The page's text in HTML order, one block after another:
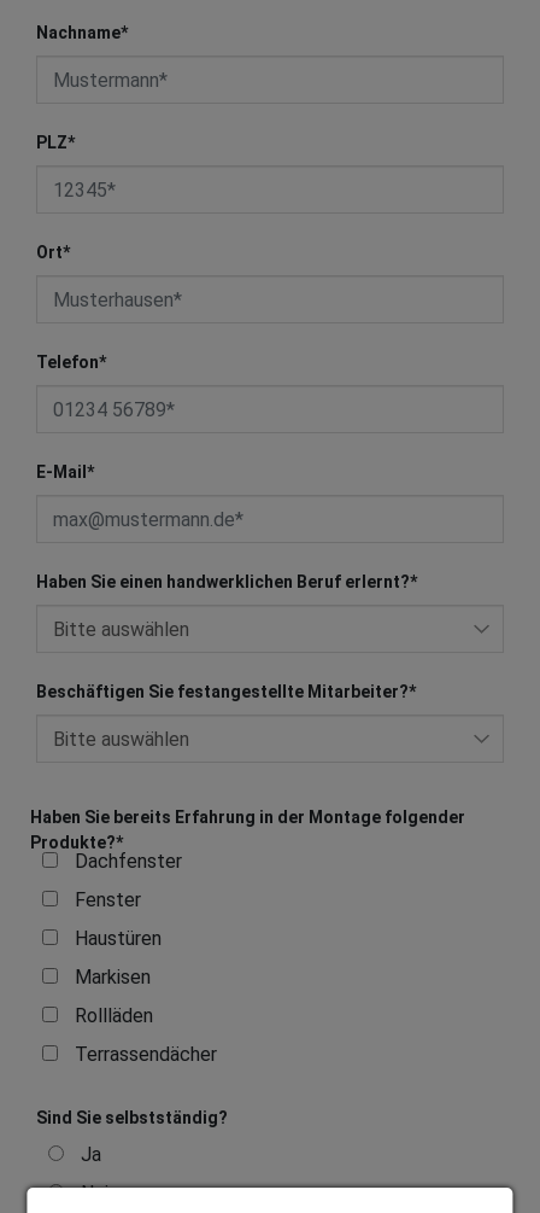
Nachname*
PLZ*
Ort*
Telefon*
E-Mail *
Haben Sie einen handwerklichen Beruf erlernt?*
Beschäftigen Sie festangestellte Mitarbeiter?*
Haben Sie bereits Erfahrung in der Montage folgender
Produkte?*
Dachfenster
Fenster
Haustüren
Markisen
Rollläden
Terrassendächer
Sind Sie selbstständig?
Ja
Nein